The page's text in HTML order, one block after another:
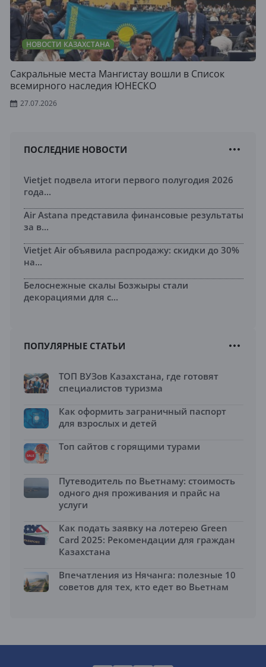
НОВОСТИ КАЗАХСТАНА
Сакральные места Мангистау вошли в Список
всемирного наследия ЮНЕСКО
27.07.2026
ПОСЛЕДНИЕ НОВОСТИ
Vietjet подвела итоги первого полугодия 2026
года...
Air Astana представила финансовые результаты
за в...
Vietjet Air объявила распродажу: скидки до 30%
на...
Белоснежные скалы Бозжыры стали
декорациями для с...
ПОПУЛЯРНЫЕ СТАТЬИ
ТОП ВУЗов Казахстана, где готовят
специалистов туризма
Как оформить заграничный паспорт
для взрослых и детей
Топ сайтов с горящими турами
Путеводитель по Вьетнаму: стоимость
одного дня проживания и прайс на
услуги
Как подать заявку на лотерею Green
Card 2025: Рекомендации для граждан
Казахстана
Впечатления из Нячанга: полезные 10
советов для тех, кто едет во Вьетнам